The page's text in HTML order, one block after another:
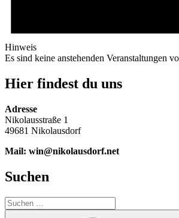
Hinweis
Es sind keine anstehenden Veranstaltungen
Hier findest du uns
Adresse
Nikolausstraße 1
49681 Nikolausdorf
Mail: win@nikolausdorf.net
Suchen
Suche
nach: